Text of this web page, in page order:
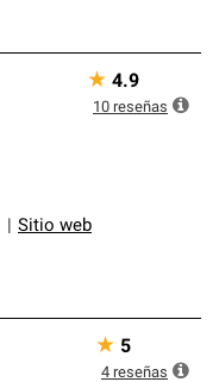
Sitio web
★ 4.9
10 reseñas
★ 5
4 reseñas